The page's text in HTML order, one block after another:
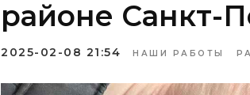
районе Санкт-
2025-02-08 21:54 НАШИ РАБОТЫ